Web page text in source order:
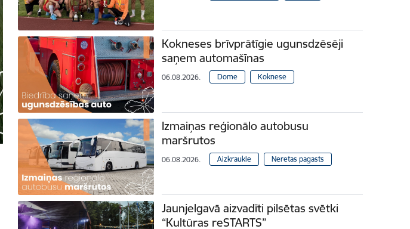
Kokneses brīvprātīgie ugunsdzēsēji
saņem automašīnas
06.08.2026. Dome Koknese
Izmaiņas reģionālo autobusu
maršrutos
06.08.2026. Aizkraukle Neretas pagasts
Jaunjelgavā aizvadīti pilsētas svētki
“Kultūras reSTARTS”